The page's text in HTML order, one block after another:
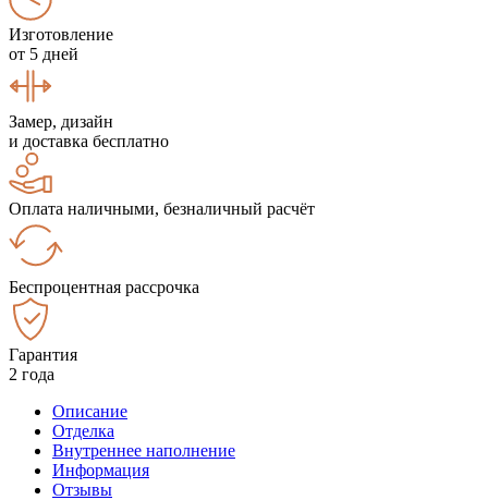
Изготовление
от 5 дней
Замер, дизайн
и доставка бесплатно
Оплата наличными, безналичный расчёт
Беспроцентная рассрочка
Гарантия
2 года
Описание
Отделка
Внутреннее наполнение
Информация
Отзывы